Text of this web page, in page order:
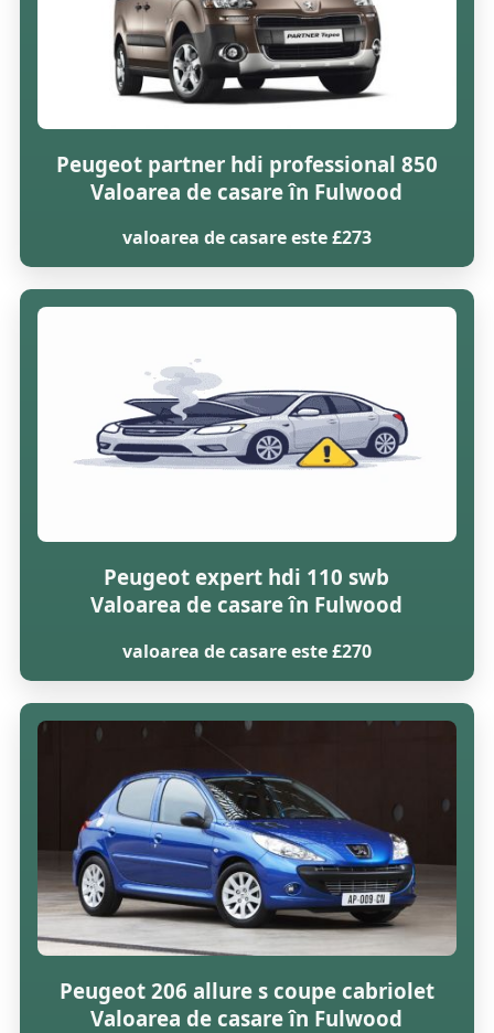
Peugeot partner hdi professional 850
Valoarea de casare în Fulwood
valoarea de casare este £273
Peugeot expert hdi 110 swb
Valoarea de casare în Fulwood
valoarea de casare este £270
Peugeot 206 allure s coupe cabriolet
Valoarea de casare în Fulwood